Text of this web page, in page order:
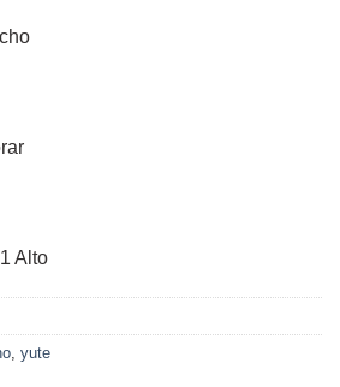
Alto
, yute